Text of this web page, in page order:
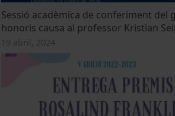
Sessió acadèmica de conferiment del
honoris causa al professor Kristian
19 abril, 2024